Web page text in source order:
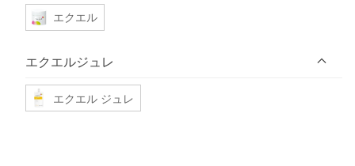
エクエル
エクエルジュレ
エクエル ジュレ